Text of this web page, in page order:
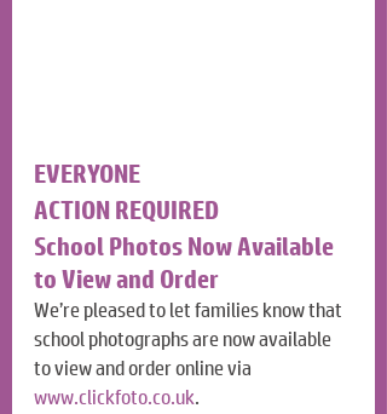
EVERYONE
ACTION REQUIRED
School Photos Now Available
to View and Order
We’re pleased to let families know that
school photographs are now available
to view and order online via
www.clickfoto.co.uk.